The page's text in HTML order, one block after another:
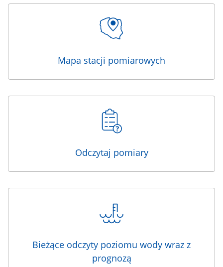
Mapa stacji pomiarowych
Odczytaj pomiary
Bieżące odczyty poziomu wody wraz z
prognozą